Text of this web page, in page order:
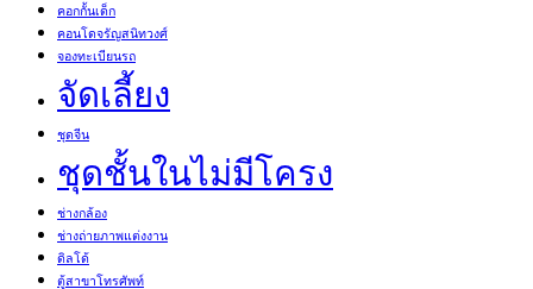
คอกกั้นเด็ก
คอนโดจรัญสนิทวงศ์
จองทะเบียนรถ
จัดเลี้ยง
ชุดจีน
ชุดชั้นในไม่มีโครง
ช่างกล้อง
ช่างถ่ายภาพแต่งงาน
ดิลโด้
ตู้สาขาโทรศัพท์